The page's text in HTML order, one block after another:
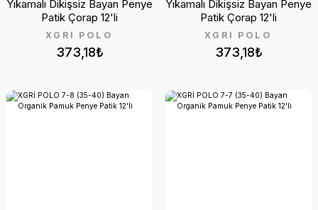
373,18₺
XGRİ POLO
Yıkamalı Dikişsiz Bayan Penye
Patik Çorap 12'li
373,18₺
XGRİ POLO
Yıkamalı Dikişsiz Bayan Penye
Patik Çorap 12'li